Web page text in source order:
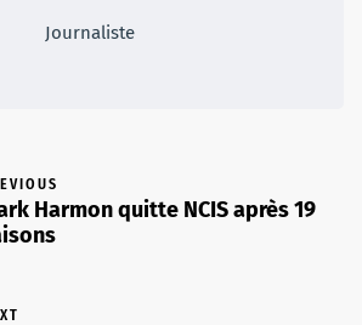
Journaliste
Harmon quitte NCIS après 19